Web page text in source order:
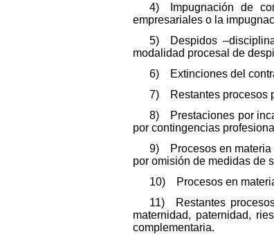
4) Impugnación de
empresariales o la
5) Despidos
modalidad procesal de
6) Extinciones del
7) Restantes procesos
8) Prestaciones por
por contingencias
9) Procesos en materia
por omisión de medidas de
10) Procesos en
11) Restantes
maternidad, paternidad,
complementaria.